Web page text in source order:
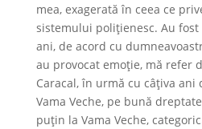
mea, exagerată în ceea ce
sistemului polițienesc. Au
ani, de acord cu
au provocat emoție, mă refer
Caracal, în urmă cu câțiva ani
Vama Veche, pe bună
puțin la Vama Veche,